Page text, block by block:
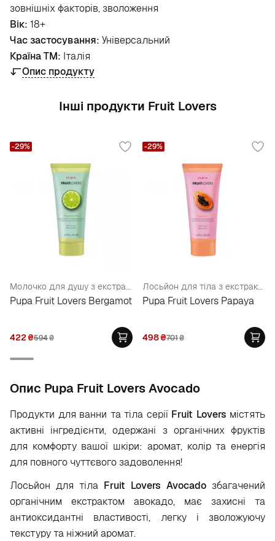
зовнішніх факторів, зволоження
Вік: 18+
Час застосування: Універсальний
Країна ТМ: Італія
Опис продукту
Інші продукти Fruit Lovers
Молочко для душу з екстрактом бергамота
Pupa Fruit Lovers Bergamot
422₴594₴
-29%
Лосьйон для тіла з екстрактом папайї
Pupa Fruit Lovers Papaya
498₴701₴
-29%
Опис Pupa Fruit Lovers Avocado
Продукти для ванни та тіла серії Fruit Lovers містять
активні інгредієнти, одержані з органічних фруктів
для комфорту вашої шкіри: аромат, колір та енергія
для повного чуттєвого задоволення!
Лосьйон для тіла Fruit Lovers Avocado збагачений
органічним екстрактом авокадо, має захисні та
антиоксидантні властивості, легку і зволожуючу
текстуру та ніжний аромат.